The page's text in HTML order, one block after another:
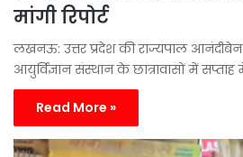
मांगी रिपोर्ट
लखनऊ: उत्तर प्रदेश की राज्यपाल
आयुर्विज्ञान संस्थान के छात्रावासों में
Read More »